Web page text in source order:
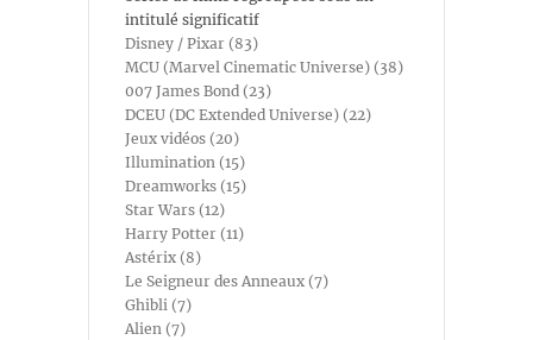
intitulé significatif
Disney / Pixar (83)
MCU (Marvel Cinematic Universe) (38)
007 James Bond (23)
DCEU (DC Extended Universe) (22)
Jeux vidéos (20)
Illumination (15)
Dreamworks (15)
Star Wars (12)
Harry Potter (11)
Astérix (8)
Le Seigneur des Anneaux (7)
Ghibli (7)
Alien (7)